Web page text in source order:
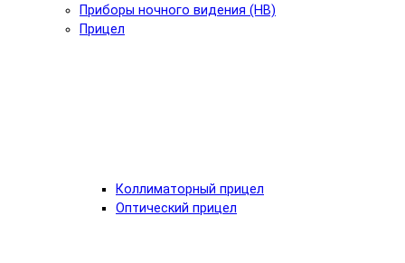
Приборы ночного видения (НВ)
Прицел
Коллиматорный прицел
Оптический прицел